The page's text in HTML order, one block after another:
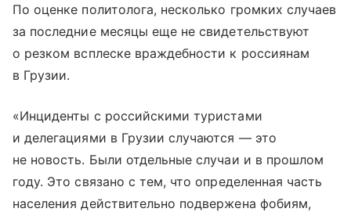
По оценке политолога, несколько громких случаев
за последние месяцы еще не свидетельствуют
о резком всплеске враждебности к россиянам
в Грузии.
«Инциденты с российскими туристами
и делегациями в Грузии случаются — это
не новость. Были отдельные случаи и в прошлом
году. Это связано с тем, что определенная часть
населения действительно подвержена фобиям,